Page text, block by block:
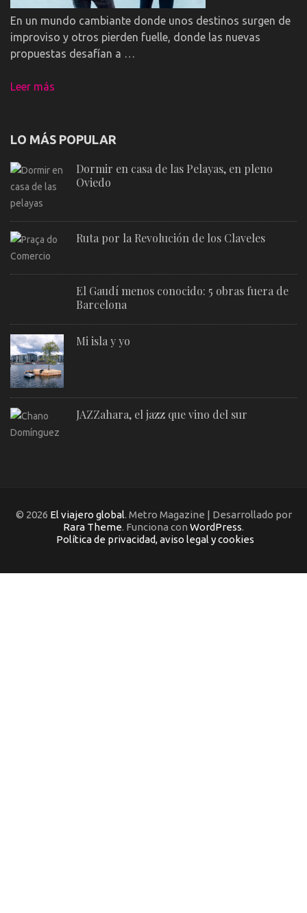
En un mundo cambiante donde unos destinos surgen de
improviso y otros pierden fuelle, donde las nuevas
propuestas desafían a …
Leer más
LO MÁS POPULAR
Dormir en casa de las Pelayas, en pleno
Oviedo
Ruta por la Revolución de los Claveles
El Gaudí menos conocido: 5 obras fuera de
Barcelona
Mi isla y yo
JAZZahara, el jazz que vino del sur
© 2026 El viajero global. Metro Magazine | Desarrollado por
Rara Theme. Funciona con WordPress.
Política de privacidad, aviso legal y cookies